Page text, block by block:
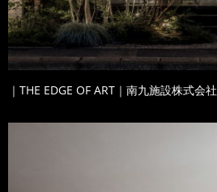
｜THE EDGE OF ART｜南九施設株式会社